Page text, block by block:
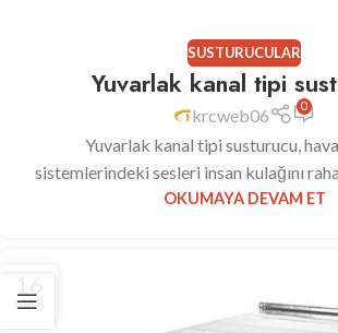
SUSTURUCULAR
Yuvarlak kanal tipi
krcweb06 0
Yuvarlak kanal tipi susturucu,
sistemlerindeki sesleri insan kulağını
OKUMAYA DEVAM ET
MAR